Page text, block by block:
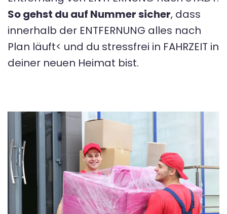
So gehst du auf Nummer sicher, dass
innerhalb der ENTFERNUNG alles nach
Plan läuft< und du stressfrei in FAHRZEIT in
deiner neuen Heimat bist.